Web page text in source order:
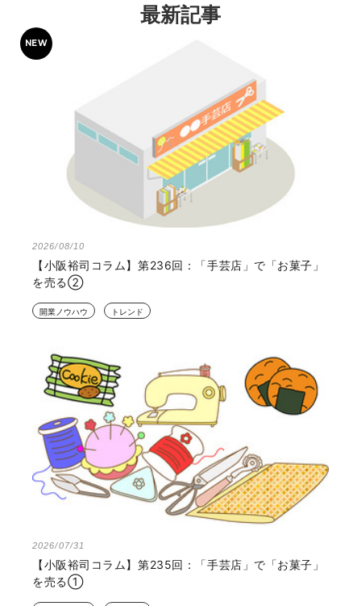
最新記事
2026/08/10
【小阪裕司コラム】第236回：「手芸店」で「お菓子」
を売る②
開業ノウハウ トレンド
2026/07/31
【小阪裕司コラム】第235回：「手芸店」で「お菓子」
を売る①